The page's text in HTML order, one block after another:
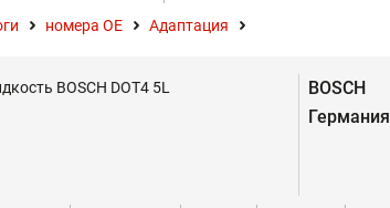
номера ОЕ Адаптация
BOSCH DOT4 5L
BOSCH
Германия